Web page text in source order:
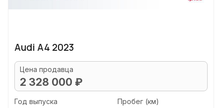
Audi A4 2023
Цена продавца
2 328 000 ₽
Год выпуска Пробег (км)